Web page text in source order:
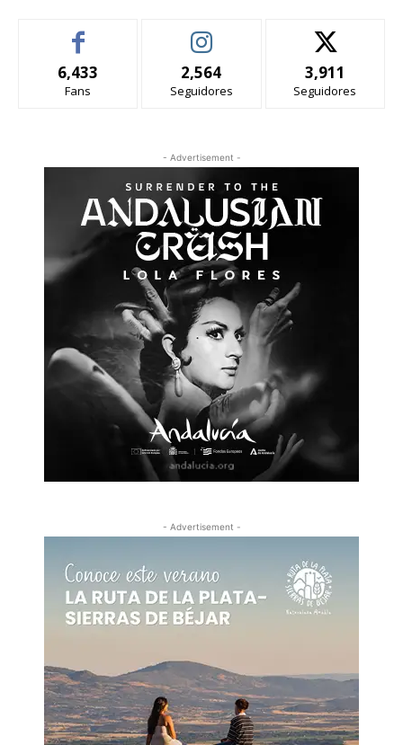
6,433
Fans
2,564
Seguidores
3,911
Seguidores
- Advertisement -
- Advertisement -